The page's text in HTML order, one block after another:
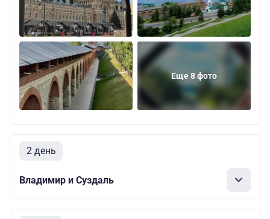
Еще 8 фото
2 день
Владимир и Суздаль